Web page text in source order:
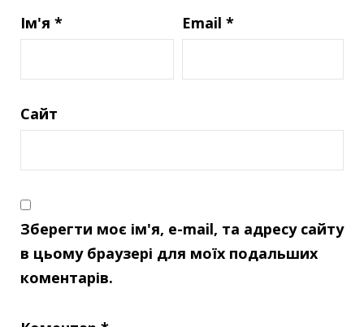
Ім'я * Email *
Сайт
Зберегти моє ім'я, e-mail, та адресу сайту
в цьому браузері для моїх подальших
коментарів.